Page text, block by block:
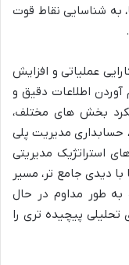
به شناسایی نقاط قوت
عملیاتی و افزایش
اطلاعات دقیق و
بخش های مختلف،
حسابداری مدیریت پلی
استراتژیک مدیریتی
دیدی جامع تر، مسیر
به طور مداوم در حال
تحلیلی پیچیده تری را